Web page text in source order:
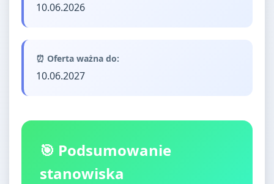
10.06.2026
⏰ Oferta ważna do:
10.06.2027
🎯 Podsumowanie
stanowiska